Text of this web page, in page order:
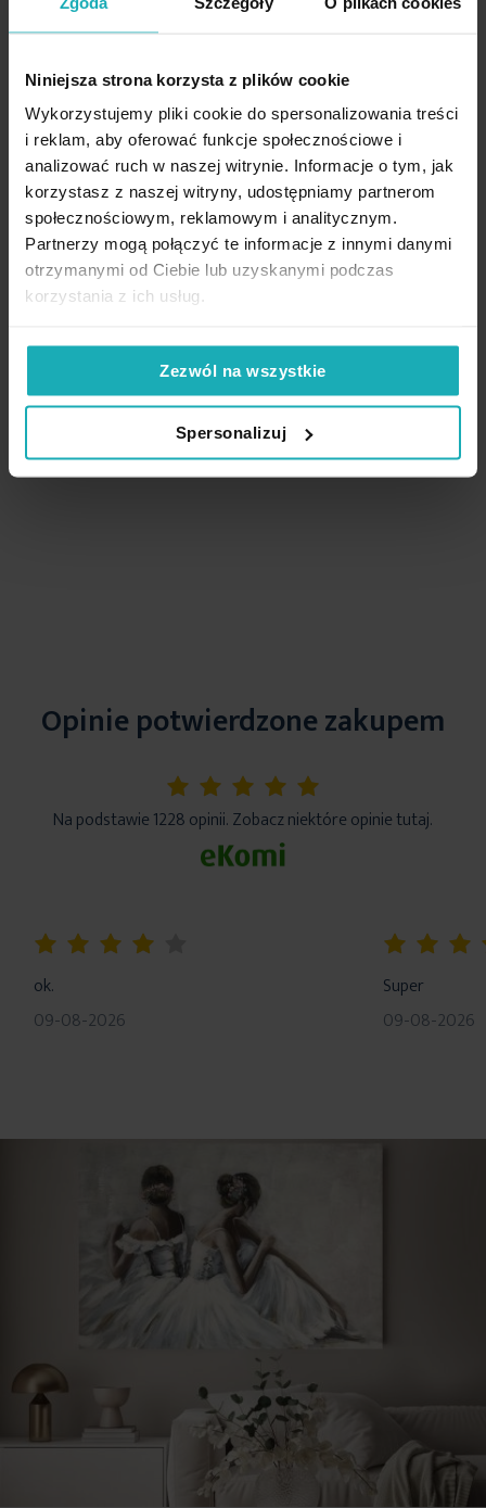
Niniejsza strona korzysta z plików cookie
Wykorzystujemy pliki cookie do spersonalizowania treści
i reklam, aby oferować funkcje społecznościowe i
analizować ruch w naszej witrynie. Informacje o tym, jak
korzystasz z naszej witryny, udostępniamy partnerom
społecznościowym, reklamowym i analitycznym.
Partnerzy mogą połączyć te informacje z innymi danymi
otrzymanymi od Ciebie lub uzyskanymi podczas
korzystania z ich usług.
Zezwól na wszystkie
Spersonalizuj
Dane techniczne:
szerokość: 45 cm
długość: 45 cm
skład: 100% poliester
gramatura: 250 g/m
do listy życzeń
24,90 zł
Dodaj do koszyka Dodaj do listy życzeń
28,62 zł
-30%
obniżką:
Cena regularna:
Dodaj do koszyka
High-contrast mode
Podobne produkty
Opinie potwierdzone zakupem
5%
Na podstawie 1228 opinii. Zobacz niektóre opinie tutaj.
ok.
09-08-2026
Super
09-08-2026